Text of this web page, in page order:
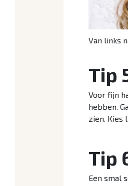
Van links
Tip
Voor fijn
hebben.
zien. Kies
Tip
Een smal